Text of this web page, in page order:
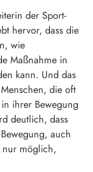
der Sport-
hervor, dass die
wie
Maßnahme in
kann. Und das
die oft
ihrer Bewegung
deutlich, dass
auch
möglich,